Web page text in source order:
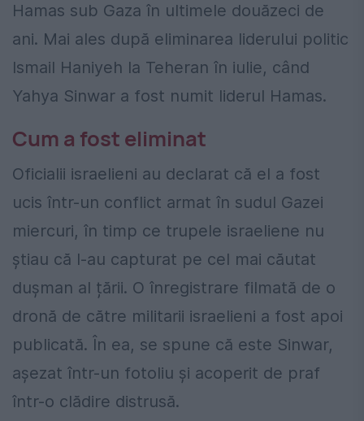
Hamas sub Gaza în ultimele douăzeci de
ani. Mai ales după eliminarea liderului politic
Ismail Haniyeh la Teheran în iulie, când
Yahya Sinwar a fost numit liderul Hamas.
Cum a fost eliminat
Oficialii israelieni au declarat că el a fost
ucis într-un conflict armat în sudul Gazei
miercuri, în timp ce trupele israeliene nu
știau că l-au capturat pe cel mai căutat
dușman al țării. O înregistrare filmată de o
dronă de către militarii israelieni a fost apoi
publicată. În ea, se spune că este Sinwar,
așezat într-un fotoliu și acoperit de praf
într-o clădire distrusă.